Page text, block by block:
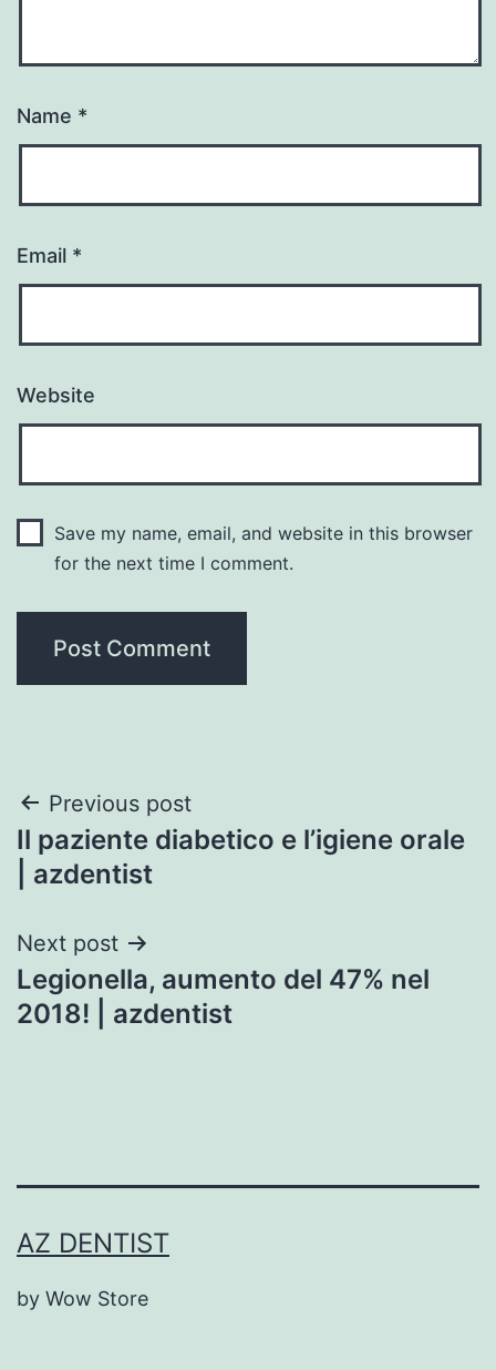
Name *
Email *
Website
Save my name, email, and website in this browser
for the next time I comment.
Post
navigation
Previous post
Il paziente diabetico e l’igiene orale
| azdentist
Next post
Legionella, aumento del 47% nel
2018! | azdentist
AZ DENTIST
by Wow Store